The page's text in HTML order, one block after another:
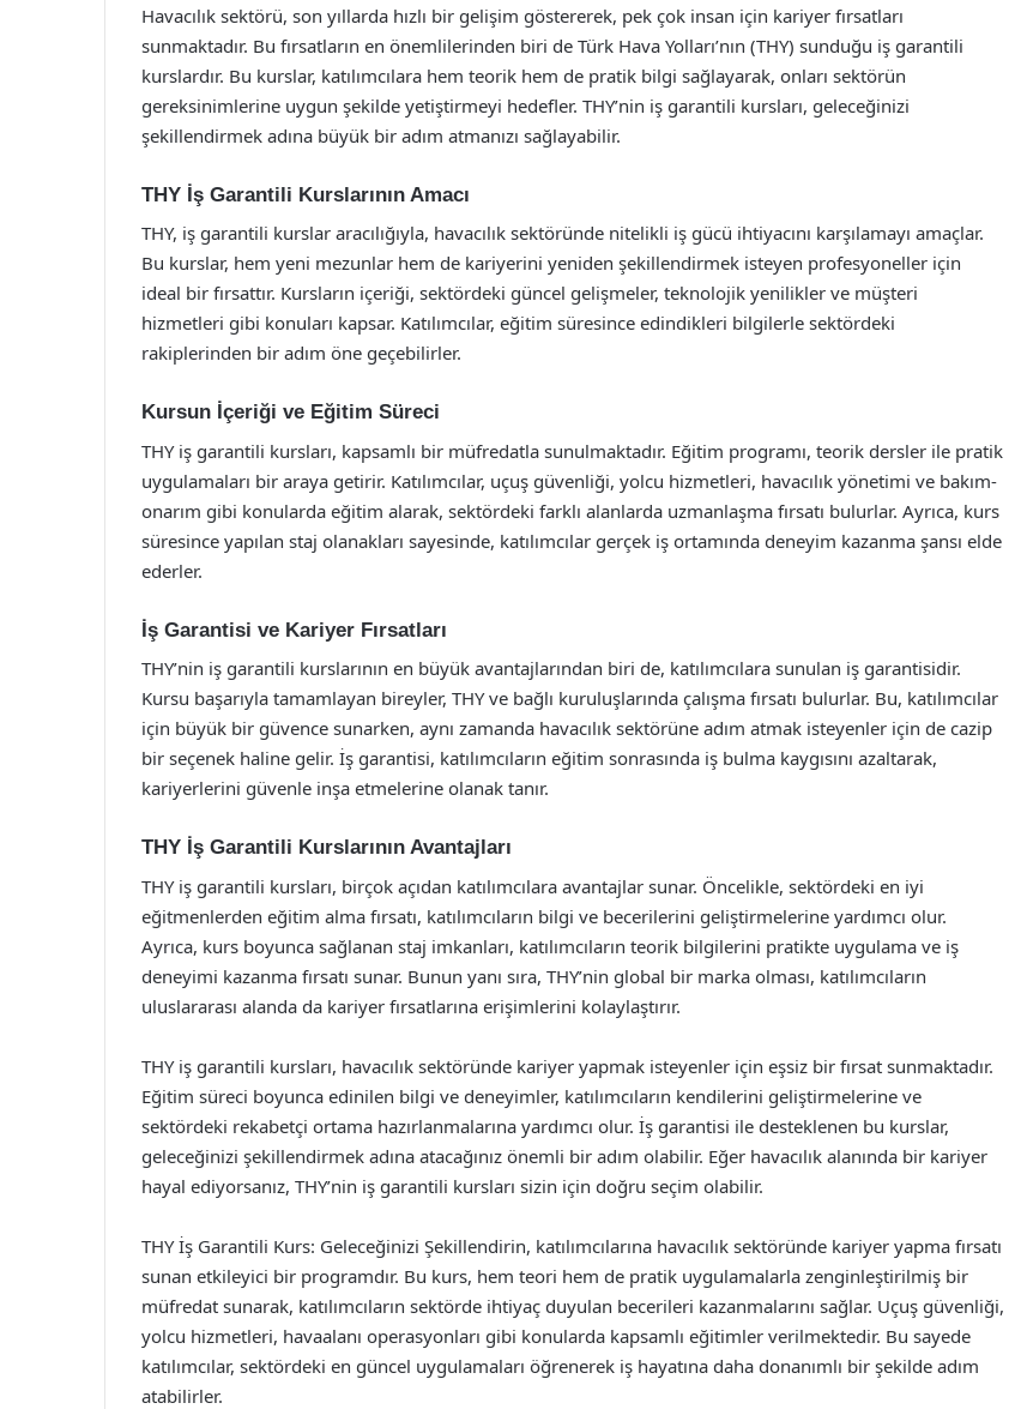
Havacılık sektörü, son yıllarda hızlı bir gelişim göstererek, pek çok insan için kariyer fırsatları
sunmaktadır. Bu fırsatların en önemlilerinden biri de Türk Hava Yolları’nın (THY) sunduğu iş garantili
kurslardır. Bu kurslar, katılımcılara hem teorik hem de pratik bilgi sağlayarak, onları sektörün
gereksinimlerine uygun şekilde yetiştirmeyi hedefler. THY’nin iş garantili kursları, geleceğinizi
şekillendirmek adına büyük bir adım atmanızı sağlayabilir.
THY İş Garantili Kurslarının Amacı
THY, iş garantili kurslar aracılığıyla, havacılık sektöründe nitelikli iş gücü ihtiyacını karşılamayı amaçlar.
Bu kurslar, hem yeni mezunlar hem de kariyerini yeniden şekillendirmek isteyen profesyoneller için
ideal bir fırsattır. Kursların içeriği, sektördeki güncel gelişmeler, teknolojik yenilikler ve müşteri
hizmetleri gibi konuları kapsar. Katılımcılar, eğitim süresince edindikleri bilgilerle sektördeki
rakiplerinden bir adım öne geçebilirler.
Kursun İçeriği ve Eğitim Süreci
THY iş garantili kursları, kapsamlı bir müfredatla sunulmaktadır. Eğitim programı, teorik dersler ile pratik
uygulamaları bir araya getirir. Katılımcılar, uçuş güvenliği, yolcu hizmetleri, havacılık yönetimi ve bakım-
onarım gibi konularda eğitim alarak, sektördeki farklı alanlarda uzmanlaşma fırsatı bulurlar. Ayrıca, kurs
süresince yapılan staj olanakları sayesinde, katılımcılar gerçek iş ortamında deneyim kazanma şansı elde
ederler.
İş Garantisi ve Kariyer Fırsatları
THY’nin iş garantili kurslarının en büyük avantajlarından biri de, katılımcılara sunulan iş garantisidir.
Kursu başarıyla tamamlayan bireyler, THY ve bağlı kuruluşlarında çalışma fırsatı bulurlar. Bu, katılımcılar
için büyük bir güvence sunarken, aynı zamanda havacılık sektörüne adım atmak isteyenler için de cazip
bir seçenek haline gelir. İş garantisi, katılımcıların eğitim sonrasında iş bulma kaygısını azaltarak,
kariyerlerini güvenle inşa etmelerine olanak tanır.
THY İş Garantili Kurslarının Avantajları
THY iş garantili kursları, birçok açıdan katılımcılara avantajlar sunar. Öncelikle, sektördeki en iyi
eğitmenlerden eğitim alma fırsatı, katılımcıların bilgi ve becerilerini geliştirmelerine yardımcı olur.
Ayrıca, kurs boyunca sağlanan staj imkanları, katılımcıların teorik bilgilerini pratikte uygulama ve iş
deneyimi kazanma fırsatı sunar. Bunun yanı sıra, THY’nin global bir marka olması, katılımcıların
uluslararası alanda da kariyer fırsatlarına erişimlerini kolaylaştırır.
THY iş garantili kursları, havacılık sektöründe kariyer yapmak isteyenler için eşsiz bir fırsat sunmaktadır.
Eğitim süreci boyunca edinilen bilgi ve deneyimler, katılımcıların kendilerini geliştirmelerine ve
sektördeki rekabetçi ortama hazırlanmalarına yardımcı olur. İş garantisi ile desteklenen bu kurslar,
geleceğinizi şekillendirmek adına atacağınız önemli bir adım olabilir. Eğer havacılık alanında bir kariyer
hayal ediyorsanız, THY’nin iş garantili kursları sizin için doğru seçim olabilir.
THY İş Garantili Kurs: Geleceğinizi Şekillendirin, katılımcılarına havacılık sektöründe kariyer yapma fırsatı
sunan etkileyici bir programdır. Bu kurs, hem teori hem de pratik uygulamalarla zenginleştirilmiş bir
müfredat sunarak, katılımcıların sektörde ihtiyaç duyulan becerileri kazanmalarını sağlar. Uçuş güvenliği,
yolcu hizmetleri, havaalanı operasyonları gibi konularda kapsamlı eğitimler verilmektedir. Bu sayede
katılımcılar, sektördeki en güncel uygulamaları öğrenerek iş hayatına daha donanımlı bir şekilde adım
atabilirler.